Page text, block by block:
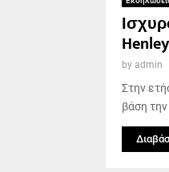
by admin
Στην
βάση